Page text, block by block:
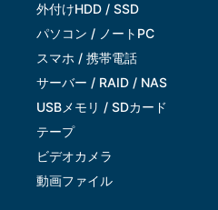
外付けHDD / SSD
パソコン / ノートPC
スマホ / 携帯電話
サーバー / RAID / NAS
USBメモリ / SDカード
テープ
ビデオカメラ
動画ファイル